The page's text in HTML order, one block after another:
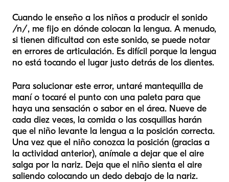
Cuando le enseño a los niños a producir el sonido
/n/, me fijo en dónde colocan la lengua. A menudo,
si tienen dificultad con este sonido, se puede notar
en errores de articulación. Es difícil porque la lengua
no está tocando el lugar justo detrás de los dientes.
Para solucionar este error, untaré mantequilla de
maní o tocaré el punto con una paleta para que
haya una sensación o sabor en el área. Nueve de
cada diez veces, la comida o las cosquillas harán
que el niño levante la lengua a la posición correcta.
Una vez que el niño conozca la posición (gracias a
la actividad anterior), anímale a dejar que el aire
salga por la nariz. Deja que el niño sienta el aire
saliendo colocando un dedo debajo de la nariz.